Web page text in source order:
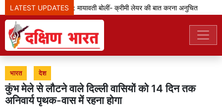
LATEST UPDATES
एससी-एसटी आरक्षण: मायावती बोलीं- क्रीमी लेयर की बात करना अनुचित
भारत देश
कुंभ मेले से लौटने वाले दिल्ली वासियों को 14 दिन तक
अनिवार्य पृथक-वास में रहना होगा